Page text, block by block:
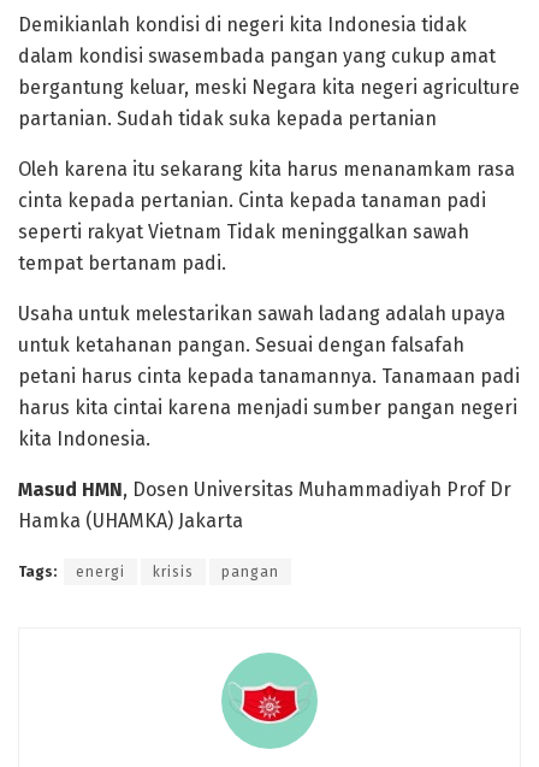
Demikianlah kondisi di negeri kita Indonesia tidak
dalam kondisi swasembada pangan yang cukup amat
bergantung keluar, meski Negara kita negeri agriculture
partanian. Sudah tidak suka kepada pertanian
Oleh karena itu sekarang kita harus menanamkam rasa
cinta kepada pertanian. Cinta kepada tanaman padi
seperti rakyat Vietnam Tidak meninggalkan sawah
tempat bertanam padi.
Usaha untuk melestarikan sawah ladang adalah upaya
untuk ketahanan pangan. Sesuai dengan falsafah
petani harus cinta kepada tanamannya. Tanamaan padi
harus kita cintai karena menjadi sumber pangan negeri
kita Indonesia.
Masud HMN, Dosen Universitas Muhammadiyah Prof Dr
Hamka (UHAMKA) Jakarta
Tags: energi krisis pangan